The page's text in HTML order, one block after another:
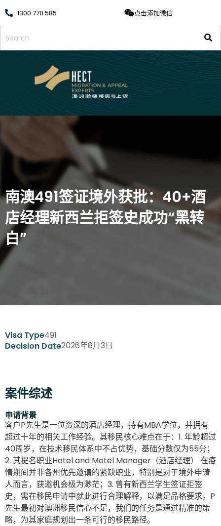
1300 770 585 点击添加微信
南澳491签证境外获批：40+酒
店经理新西兰拒签史成功“黑转
白”
Visa Type491
Decision Date2026年8月3日
案件综述
申请背景
客户P先生是一位资深的酒店经理，持有MBA学位，并拥有
超过十年的相关工作经验。其移民核心难点在于：1. 年龄超过
40周岁，在技术移民体系中不占优势，基础分数仅为55分；
2. 其提名职业Hotel and Motel Manager（酒店经理） 在疫
情期间并非各州优先邀请的紧缺职业，特别是对于境外申请
人而言，获邀机会极为渺茫；3. 曾有新西兰学生签证拒签
史，需在移民申请中就此进行合理解释，以满足品格要求。P
先生最初对澳洲移民信心不足，我们的任务是通过精准的策
略，为其家庭规划出一条可行的移民路径。